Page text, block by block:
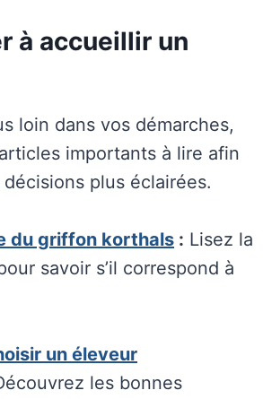
à accueillir un
loin dans vos démarches,
importants à lire afin
plus éclairées.
du griffon korthals : Lisez la
savoir s’il correspond à
un éleveur
les bonnes